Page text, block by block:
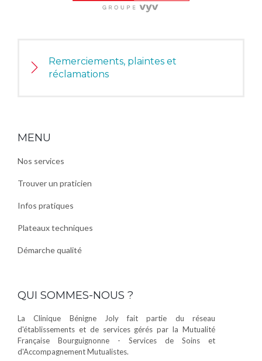
Remerciements, plaintes et
réclamations
MENU
Nos services
Trouver un praticien
Infos pratiques
Plateaux techniques
Démarche qualité
QUI SOMMES-NOUS ?
La Clinique Bénigne Joly fait partie du réseau
d'établissements et de services gérés par la Mutualité
Française Bourguignonne - Services de Soins et
d'Accompagnement Mutualistes.